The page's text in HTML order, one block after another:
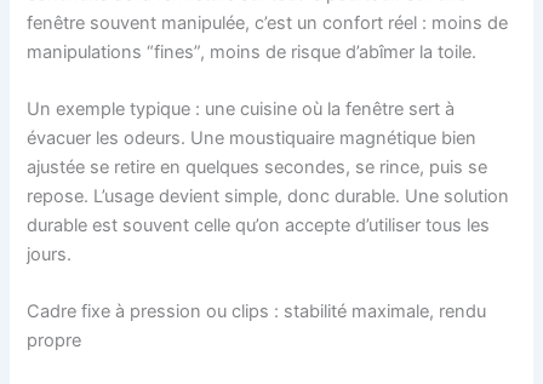
fenêtre souvent manipulée, c’est un confort réel : moins de
manipulations “fines”, moins de risque d’abîmer la toile.
Un exemple typique : une cuisine où la fenêtre sert à
évacuer les odeurs. Une moustiquaire magnétique bien
ajustée se retire en quelques secondes, se rince, puis se
repose. L’usage devient simple, donc durable. Une solution
durable est souvent celle qu’on accepte d’utiliser tous les
jours.
Cadre fixe à pression ou clips : stabilité maximale, rendu
propre